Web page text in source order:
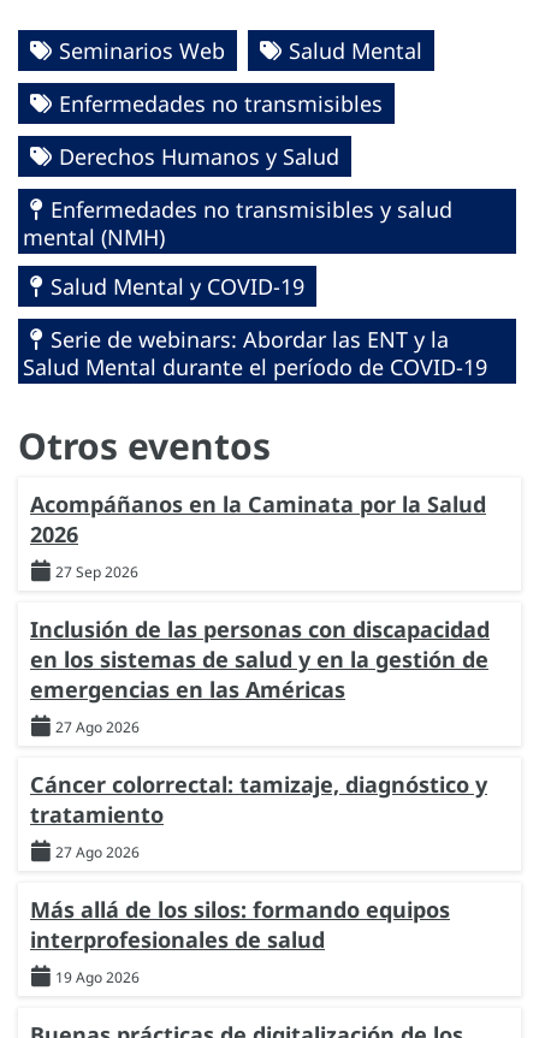
Seminarios Web
Salud Mental
Enfermedades no transmisibles
Derechos Humanos y Salud
Enfermedades no transmisibles y salud
mental (NMH)
Salud Mental y COVID-19
Serie de webinars: Abordar las ENT y la
Salud Mental durante el período de COVID-19
Otros eventos
Acompáñanos en la Caminata por la Salud
2026
27 Sep 2026
Inclusión de las personas con discapacidad
en los sistemas de salud y en la gestión de
emergencias en las Américas
27 Ago 2026
Cáncer colorrectal: tamizaje, diagnóstico y
tratamiento
27 Ago 2026
Más allá de los silos: formando equipos
interprofesionales de salud
19 Ago 2026